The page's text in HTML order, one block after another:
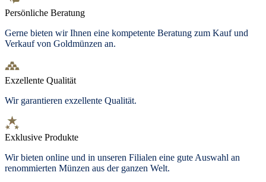
Persönliche Beratung
Gerne bieten wir Ihnen eine kompetente Beratung zum Kauf und
Verkauf von Goldmünzen an.
Exzellente Qualität
Wir garantieren exzellente Qualität.
Exklusive Produkte
Wir bieten online und in unseren Filialen eine gute Auswahl an
renommierten Münzen aus der ganzen Welt.